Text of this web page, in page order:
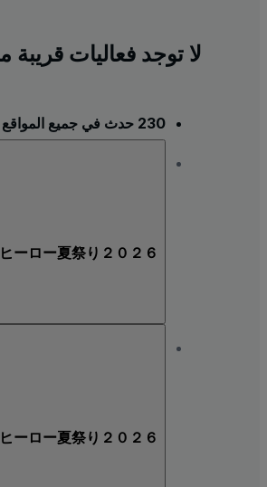
لا توجد فعاليات قريبة
230 حدث في جميع المواقع
ーロー夏祭り２０２６
ーロー夏祭り２０２６